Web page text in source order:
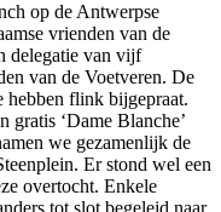
op de Antwerpse
vrienden van de
delegatie van vijf
van de Voetveren. De
hebben flink bijgepraat.
gratis ‘Dame Blanche’
we gezamenlijk de
Er stond wel een
overtocht. Enkele